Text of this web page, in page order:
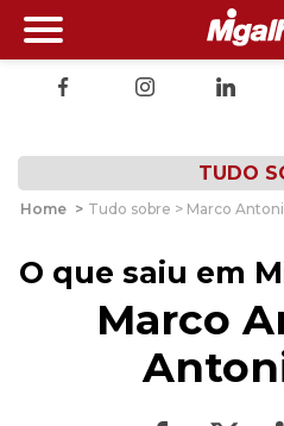
TUDO
Home > Tudo sobre > Marco
O que saiu em
Marco